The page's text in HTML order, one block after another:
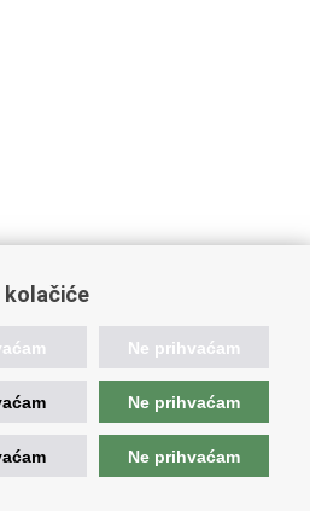
sustava
kriminaliteta
kolačiće
Ne prihvaćam
Ne prihvaćam
Ne prihvaćam